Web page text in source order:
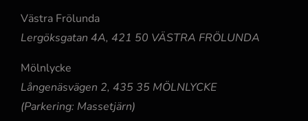
Västra Frölunda
Lergöksgatan 4A, 421 50 VÄSTRA FRÖLUNDA
Mölnlycke
Långenäsvägen 2, 435 35 MÖLNLYCKE
(Parkering: Massetjärn)